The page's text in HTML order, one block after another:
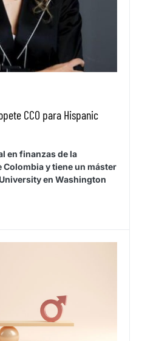
CCO para Hispanic
en finanzas de la
y tiene un máster
en Washington